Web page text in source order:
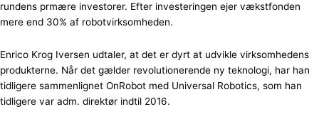
rundens prmære investorer. Efter investeringen ejer vækstfonden
mere end 30% af robotvirksomheden.
Enrico Krog Iversen udtaler, at det er dyrt at udvikle virksomhedens
produkterne. Når det gælder revolutionerende ny teknologi, har han
tidligere sammenlignet OnRobot med Universal Robotics, som han
tidligere var adm. direktør indtil 2016.